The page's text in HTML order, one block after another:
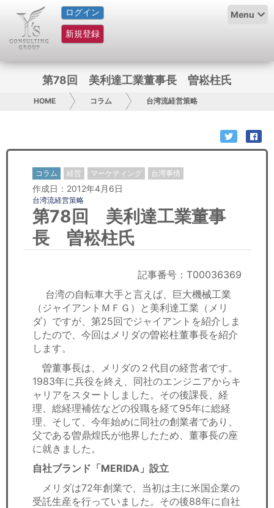
ログイン
新規登録
Menu
HOME
サービス紹介
コラム
グループ概要
日本人にPR
コンサルティング
リサーチ
経済ニュース
労務顧問
飲食店情報
第78回 美利達工業董事長 曽崧柱氏
HOME コラム 台湾流経営策略
コラム 経営 マーケティング 台湾事情
作成日：2012年4月6日
台湾流経営策略
第78回 美利達工業董事
長 曽崧柱氏
記事番号：T00036369
台湾の自転車大手と言えば、巨大機械工業
（ジャイアントＭＦＧ）と美利達工業（メリ
ダ）ですが、第25回でジャイアントを紹介しま
したので、今回はメリダの曽崧柱董事長を紹介
します。
曽董事長は、メリダの２代目の経営者です。
1983年に兵役を終え、同社のエンジニアからキ
ャリアをスタートしました。その後課長、経
理、総経理補佐などの役職を経て95年に総経
理、そして、今年始めに同社の創業者であり、
父である曽鼎煌氏が他界したため、董事長の座
に就きました。
自社ブランド「MERIDA」設立
メリダは72年創業で、当初は主に米国企業の
受託生産を行っていました。その後88年に自社